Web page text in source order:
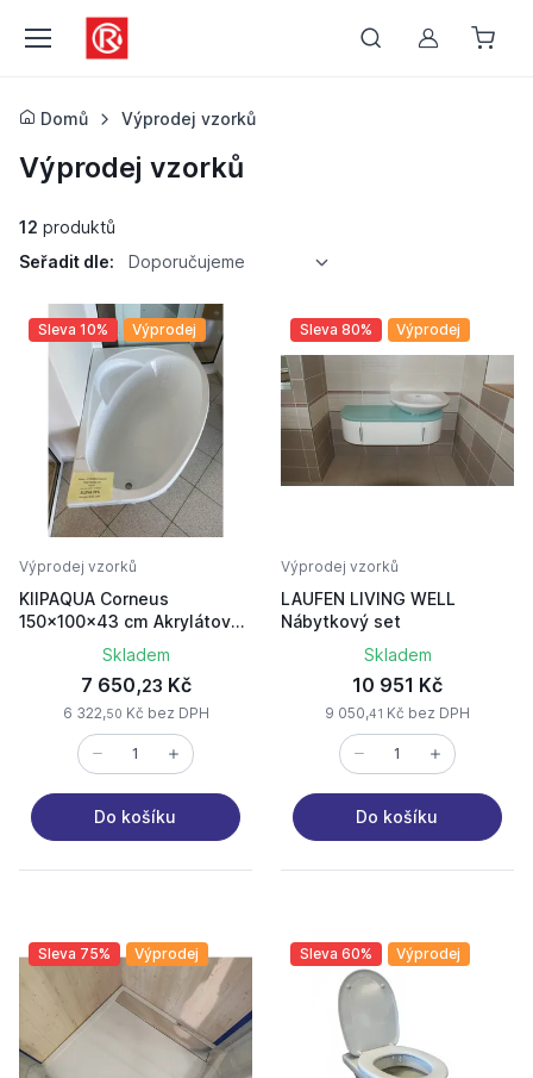
Můj účet
Domů Výprodej vzorků
Výprodej vzorků
12 produktů
Seřadit dle:
Doporučujeme
Sleva 10% Výprodej
Výprodej vzorků
KIIPAQUA Corneus
150x100x43 cm Akrylátová
vana pravá KVOP150100C2
Skladem
7 650,23 Kč
6 322,50 Kč bez DPH
Do košíku
Sleva 80% Výprodej
Výprodej vzorků
LAUFEN LIVING WELL
Nábytkový set
Skladem
10 951 Kč
9 050,41 Kč bez DPH
Do košíku
Sleva 75% Výprodej Sleva 60% Výprodej